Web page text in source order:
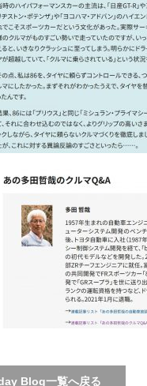
Blog一覧へ戻る